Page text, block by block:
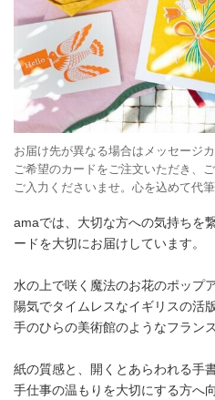
お届け先が異なる場合はメッセージ
ご希望のカードをご注文いただき、
ご入力くださいませ。心を込めて代
amaでは、大切な方への気持ちを
ードを大切にお届けしています。
水の上で咲く魔法のお花のポップ
陽気でタイムレスなイギリスの活
手のひらの美術館のようなフラン
紙の質感と、開くとあらわれる手
手仕事の温もりを大切にする方へ